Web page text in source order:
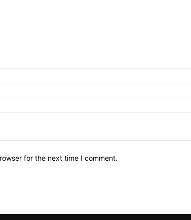
for the next time I comment.